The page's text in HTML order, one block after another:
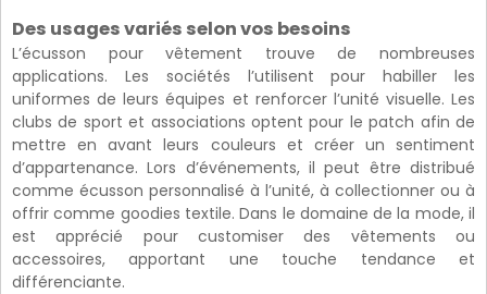
Des usages variés selon vos besoins
L’écusson pour vêtement trouve de nombreuses
applications. Les sociétés l’utilisent pour habiller les
uniformes de leurs équipes et renforcer l’unité visuelle. Les
clubs de sport et associations optent pour le patch afin de
mettre en avant leurs couleurs et créer un sentiment
d’appartenance. Lors d’événements, il peut être distribué
comme écusson personnalisé à l’unité, à collectionner ou à
offrir comme goodies textile. Dans le domaine de la mode, il
est apprécié pour customiser des vêtements ou
accessoires, apportant une touche tendance et
différenciante.